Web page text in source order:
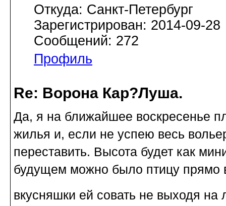
Откуда: Санкт-Петербург
Зарегистрирован: 2014-09-28
Сообщений: 272
Профиль
Re: Ворона Кар?Луша.
Да, я на ближайшее воскресенье
жилья и, если не успею весь
переставить. Высота будет как
будущем можно было птицу прямо
вкусняшки ей совать не выходя